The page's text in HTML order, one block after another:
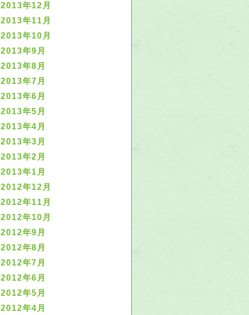
2013年12月
2013年11月
2013年10月
2013年9月
2013年8月
2013年7月
2013年6月
2013年5月
2013年4月
2013年3月
2013年2月
2013年1月
2012年12月
2012年11月
2012年10月
2012年9月
2012年8月
2012年7月
2012年6月
2012年5月
2012年4月